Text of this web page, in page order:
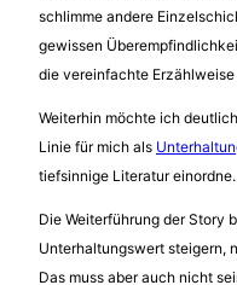
schlimme andere
gewissen
die vereinfachte
Weiterhin möchte ich
Linie für mich als
tiefsinnige Literatur einordne.
Die Weiterführung der Story
Unterhaltungswert steigern,
Das muss aber auch nicht